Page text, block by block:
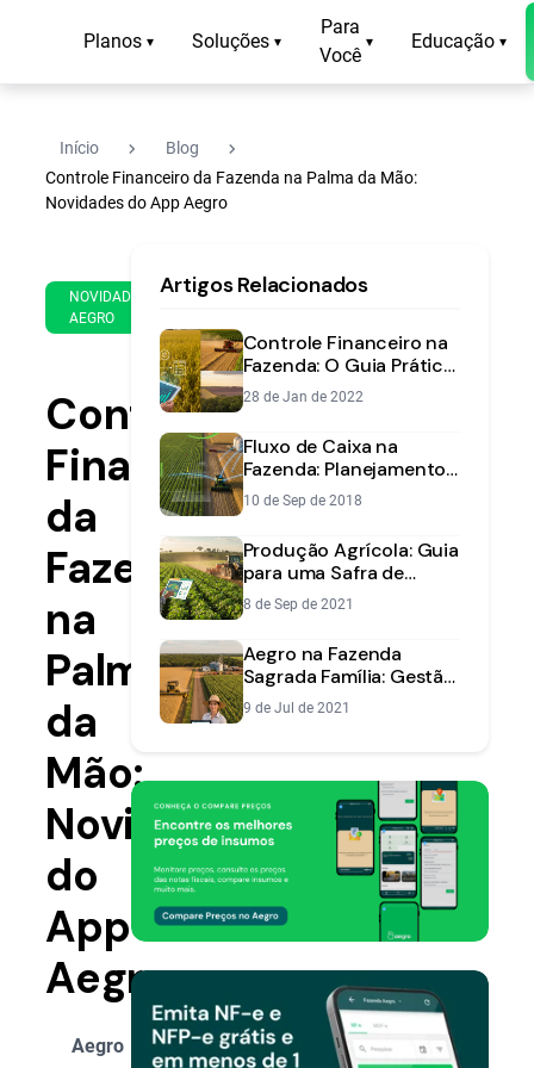
Planos ▾ Soluções ▾
Para
Você
▾ Educação ▾
Início navigate_next Blog navigate_next
Controle Financeiro da Fazenda na Palma da Mão:
Novidades do App Aegro
NOVIDADES
AEGRO
de
de
2020
min
leitura
Controle
Financeiro
da
Fazenda
na
Palma
da
Mão:
Novidades
do
App
Aegro
Aegro
Artigos Relacionados
Controle Financeiro na
Fazenda: O Guia Prático
para Aumentar a
Rentabilidade
28 de Jan de 2022
Fluxo de Caixa na
Fazenda: Planejamento
de Safra e Lucro
10 de Sep de 2018
Produção Agrícola: Guia
para uma Safra de
Sucesso | Aegro
8 de Sep de 2021
Aegro na Fazenda
Sagrada Família: Gestão
Mobile e Aumento de
Lucro em MS
9 de Jul de 2021